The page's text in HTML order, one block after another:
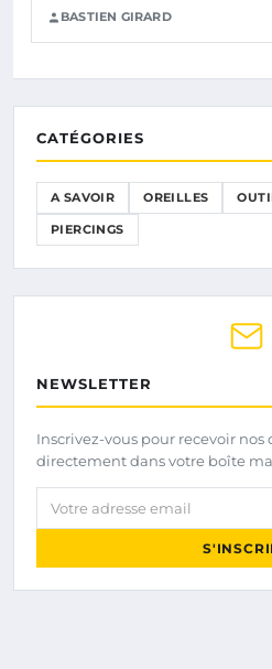
BASTIEN GIRARD
CATÉGORIES
A SAVOIR OREILLES
PIERCINGS
NEWSLETTER
Inscrivez-vous pour recevoir nos
directement dans votre boîte
Votre adresse email